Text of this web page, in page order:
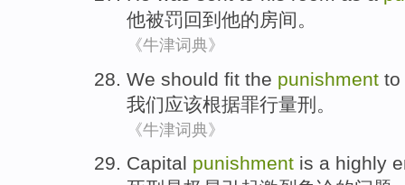
他被罚回到 他的房间。
《牛津词典》
We should fit the punishment
我们应该根据罪行量刑 。
《牛津词典》
Capital punishment is a highly